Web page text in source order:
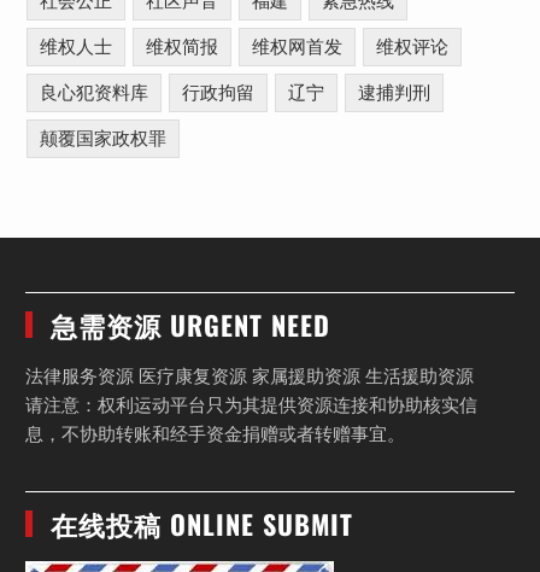
维权人士 维权简报 维权网首发 维权评论
良心犯资料库 行政拘留 辽宁 逮捕判刑
颠覆国家政权罪
急需资源 URGENT NEED
法律服务资源 医疗康复资源 家属援助资源 生活援助资源
请注意：权利运动平台只为其提供资源连接和协助核实信
息，不协助转账和经手资金捐赠或者转赠事宜。
在线投稿 ONLINE SUBMIT